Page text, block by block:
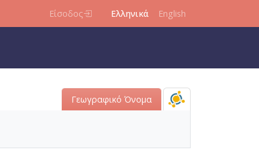
Είσοδος Ελληνικά English
Γεωγραφικό Όνομα